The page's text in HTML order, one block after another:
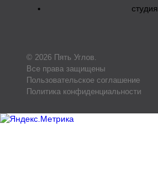
© 2026 Пять Углов.
Все права защищены
Пользовательское соглашение
Политика конфиденциальности